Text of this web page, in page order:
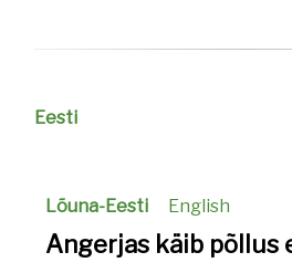
Eesti
Lõuna-Eesti English
Angerjas käib põllus